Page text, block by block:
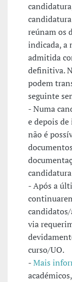
reúnam os
indicada, a
admitida
definitiva.
podem
seguinte
- Numa
e depois
não é
- Após a
via
curso/UO.
-Mais